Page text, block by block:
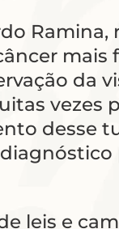
Ramina,
mais
da
vezes
desse
leis e